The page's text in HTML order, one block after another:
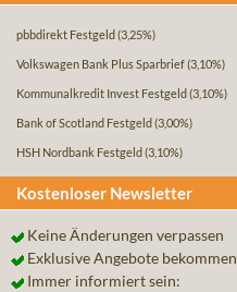
pbbdirekt Festgeld (3,25%)
Volkswagen Bank Plus Sparbrief(3,10%)
Kommunalkredit Invest Festgeld (3,10%)
Bank of Scotland Festgeld (3,00%)
HSH Nordbank Festgeld (3,10%)
Kostenloser Newsletter
Keine Änderungen verpassen
Exklusive Angebote bekommen
Immer informiert sein: